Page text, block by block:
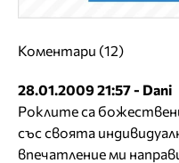
Коментари (12)
28.01.2009 21:57 - Dani
Роклите са
със своята
впечатление ми